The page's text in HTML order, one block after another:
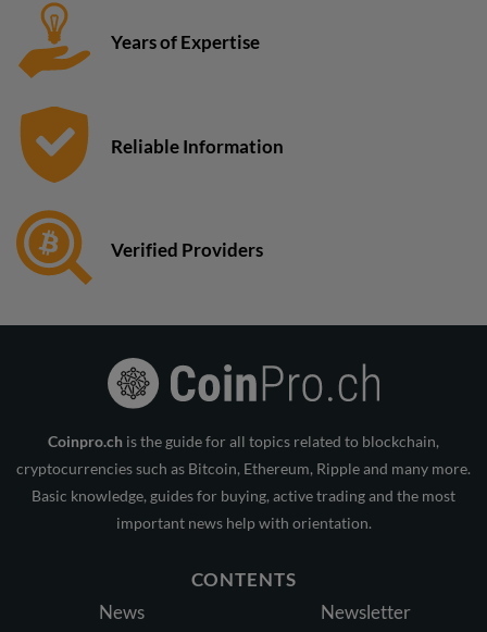
Years of Expertise
Reliable Information
Verified Providers
Coinpro.ch is the guide for all topics related to blockchain,
cryptocurrencies such as Bitcoin, Ethereum, Ripple and many more.
Basic knowledge, guides for buying, active trading and the most
important news help with orientation.
CONTENTS
News
Newsletter